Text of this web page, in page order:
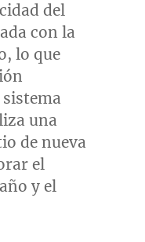
del
con la
lo que
una
de nueva
el
y el